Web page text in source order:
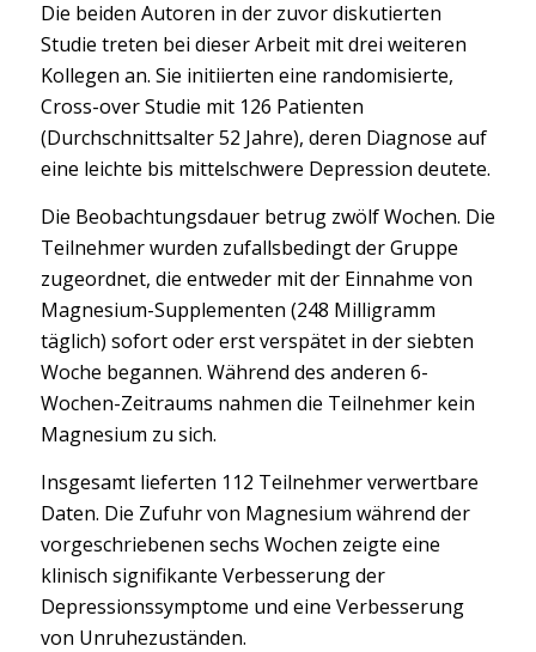
Die beiden Autoren in der zuvor diskutierten
Studie treten bei dieser Arbeit mit drei weiteren
Kollegen an. Sie initiierten eine randomisierte,
Cross-over Studie mit 126 Patienten
(Durchschnittsalter 52 Jahre), deren Diagnose auf
eine leichte bis mittelschwere Depression deutete.
Die Beobachtungsdauer betrug zwölf Wochen. Die
Teilnehmer wurden zufallsbedingt der Gruppe
zugeordnet, die entweder mit der Einnahme von
Magnesium-Supplementen (248 Milligramm
täglich) sofort oder erst verspätet in der siebten
Woche begannen. Während des anderen 6-
Wochen-Zeitraums nahmen die Teilnehmer kein
Magnesium zu sich.
Insgesamt lieferten 112 Teilnehmer verwertbare
Daten. Die Zufuhr von Magnesium während der
vorgeschriebenen sechs Wochen zeigte eine
klinisch signifikante Verbesserung der
Depressionssymptome und eine Verbesserung
von Unruhezuständen.